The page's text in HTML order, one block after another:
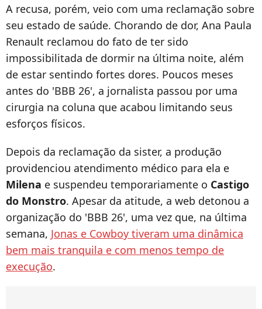
A recusa, porém, veio com uma reclamação sobre
seu estado de saúde. Chorando de dor, Ana Paula
Renault reclamou do fato de ter sido
impossibilitada de dormir na última noite, além
de estar sentindo fortes dores. Poucos meses
antes do 'BBB 26', a jornalista passou por uma
cirurgia na coluna que acabou limitando seus
esforços físicos.
Depois da reclamação da sister, a produção
providenciou atendimento médico para ela e
Milena e suspendeu temporariamente o Castigo
do Monstro. Apesar da atitude, a web detonou a
organização do 'BBB 26', uma vez que, na última
semana, Jonas e Cowboy tiveram uma dinâmica
bem mais tranquila e com menos tempo de
execução.